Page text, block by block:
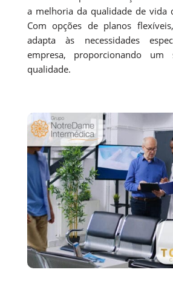
a melhoria da qualidade de vida
Com opções de planos
adapta às necessidades
empresa, proporcionando
qualidade.